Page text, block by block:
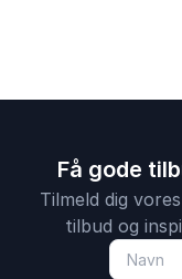
Få gode
Tilmeld dig
tilbud og